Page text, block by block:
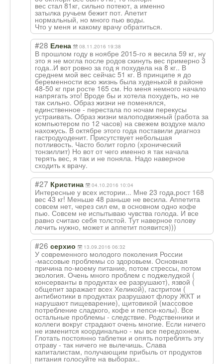
вес стал 81кг, сильно потеют, а именно
затылка ручьем бежит пот. Апетит
нормальный, но много пью воды.
Что у меня и какому врачу обратиться.
#28 Елена 08.11.2016 19:38
В прошлом году в ноябре 2015-го я весила 59 кг, ну
это я не могла после родов скинуть вес примерно 3
года..И вот ровно за год я похудела на 8 кг.. В
среднем мой вес сейчас 51 кг. В принципе я до
беременности всю жизнь была худенькой в районе
48-50 кг при росте 165 см. Но меня немного начало
напрягать это! Вроде бы и хотела похудеть, но не
так сильно. Образ жизни не поменялся,
единственное - перестала по ночам перекусы
устраивать. Образ жизни малоподвижный (работа за
компьютером по 12 часов) на свежем воздухе мало
нахожусь. В октябре этого года поставили диагноз
гастродуоденит. Присутствует небольшая
потливость. Часто болит горло (хронический
тонзиллит) Но вот от чего именно я так начала
терять вес, я так и не поняла. Надо наверное
сходить к врачу.
#27 Кристина 04.10.2016 10:04
Интересные у всех истории... Мне 23 года,рост 168
вес 43 кг! Меньше 48 раньше не весила. Аппетита
совсем нет, через сил ем, в основном одно кофе
пью. Совсем не испытываю чувства голода. И все
равно считаю себя толстой. Тут наверное голову
лечить нужно, может и аппетит появится)))
#26 серхио 13.09.2016 06:32
У современного молодого поколения России
-массовые проблемы со здоровьем. Основная
причина по-моему питание, потом стрессы, потом
экология. Очень много проблем с поджелудкой (
консерванты в продуктах ее разрушают), язвой (
общепит заражает всех Хеликой), гастритом (
антибиотики в продуктах разрушают флору ЖКТ и
нарушают пищеварение), щитовикой (массовое
потребление сладкого, кофе и пепси-колы). Все
остальные проблемы - следствие. Родственники и
коллеги вокруг страдают очень многие. Если ничего
не изменится координально - мы все передохнем.
Глотать постоянно таблетки и опять потреблять эту
отраву - так ничего не вылечишь. Слава
капиталистам, получающим прибыль от продуктов
питания голосуйте на выборах..